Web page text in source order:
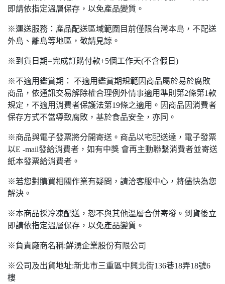
即請依指定溫層保存，以免產品變質。
※運送服務：產品配送區域範圍目前僅限台灣本島，不配送
外島、離島等地區，敬請見諒。
※到貨日期=完成訂購付款+5個工作天(不含假日)
※不適用鑑賞期： 不適用鑑賞期規範因商品屬於易於腐敗
商品，依通訊交易解除權合理例外情事適用準則第2條第1款
規定，不適用消費者保護法第19條之適用。因商品因消費者
保存方式不當導致腐敗，基於食品安全，亦同。
※商品與電子發票將分開寄送。商品以宅配送達，電子發票
以E -mail發給消費者，如有中獎 會再主動聯繫消費者並寄送
紙本發票給消費者。
※若您對購買相關作業有疑問，請洽客服中心，將儘快為您
解決。
※本商品採冷凍配送，恕不與其他溫層合併寄發。到貨後立
即請依指定溫層保存，以免產品變質。
※負責廠商名稱:鮮湧企業股份有限公司
※公司及出貨地址:新北市三重區中興北街136巷18弄18號6
樓